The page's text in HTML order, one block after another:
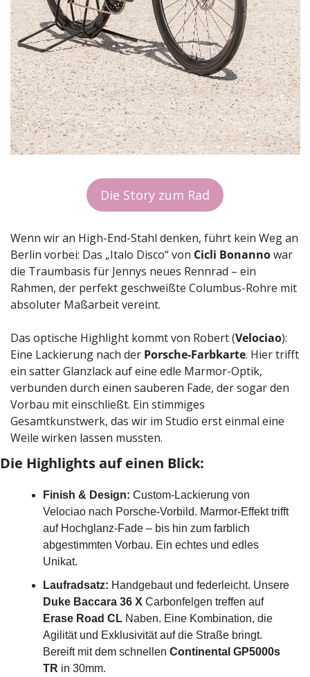
Die Story zum Rad
Wenn wir an High-End-Stahl denken, führt kein Weg an
Berlin vorbei: Das „Italo Disco“ von Cicli Bonanno war
die Traumbasis für Jennys neues Rennrad – ein
Rahmen, der perfekt geschweißte Columbus-Rohre mit
absoluter Maßarbeit vereint.
Das optische Highlight kommt von Robert (Velociao):
Eine Lackierung nach der Porsche-Farbkarte. Hier trifft
ein satter Glanzlack auf eine edle Marmor-Optik,
verbunden durch einen sauberen Fade, der sogar den
Vorbau mit einschließt. Ein stimmiges
Gesamtkunstwerk, das wir im Studio erst einmal eine
Weile wirken lassen mussten.
Die Highlights auf einen Blick:
Finish & Design: Custom-Lackierung von
Velociao nach Porsche-Vorbild. Marmor-Effekt trifft
auf Hochglanz-Fade – bis hin zum farblich
abgestimmten Vorbau. Ein echtes und edles
Unikat.
Laufradsatz:
Handgebaut und federleicht. Unsere
Duke Baccara 36 X
Carbonfelgen treffen auf
Erase Road CL Naben. Eine Kombination, die
Agilität und Exklusivität auf die Straße bringt.
Bereift mit dem schnellen Continental GP5000s
TR in 30mm.